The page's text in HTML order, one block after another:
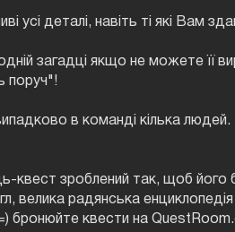
усі деталі, навіть ті які Вам
загадці якщо не можете її
поруч"!
в команді кілька
квест зроблений так, щоб
велика радянська енциклопедія
бронюйте квести на